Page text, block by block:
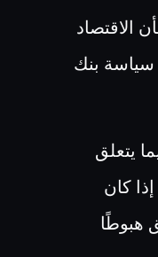
الاقتصاد
سياسة بنك
يتعلق
كان
هبوطًا